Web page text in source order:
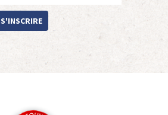
S'INSCRIRE